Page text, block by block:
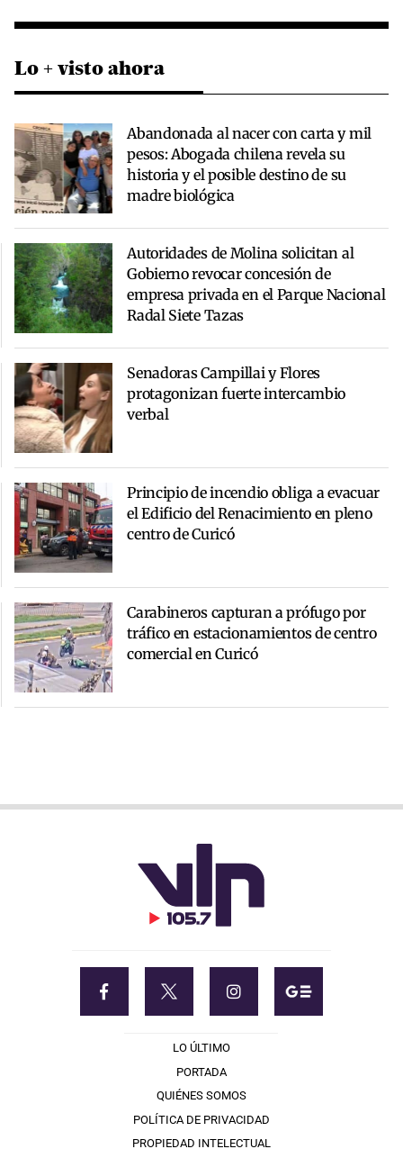
Lo + visto ahora
Abandonada al nacer con carta y mil
pesos: Abogada chilena revela su
historia y el posible destino de su
madre biológica
Autoridades de Molina solicitan al
Gobierno revocar concesión de
empresa privada en el Parque Nacional
Radal Siete Tazas
Senadoras Campillai y Flores
protagonizan fuerte intercambio
verbal
Principio de incendio obliga a evacuar
el Edificio del Renacimiento en pleno
centro de Curicó
Carabineros capturan a prófugo por
tráfico en estacionamientos de centro
comercial en Curicó
LO ÚLTIMO
PORTADA
QUIÉNES SOMOS
POLÍTICA DE PRIVACIDAD
PROPIEDAD INTELECTUAL